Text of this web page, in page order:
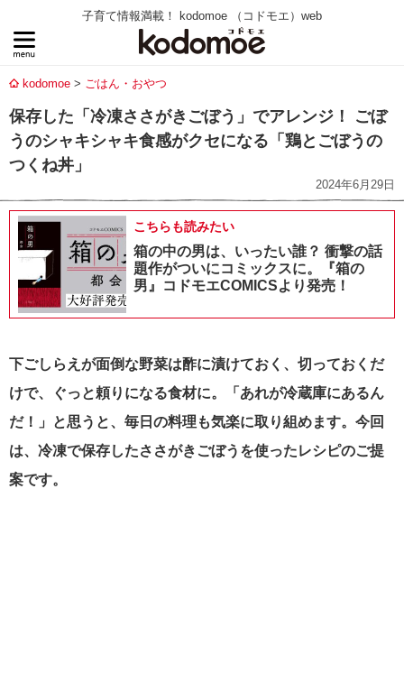
子育て情報満載！ kodomoe （コドモエ）web
kodomoe ごはん・おやつ
保存した「冷凍ささがきごぼう」でアレンジ！ ごぼ
うのシャキシャキ食感がクセになる「鶏とごぼうの
つくね丼」
2024年6月29日
こちらも読みたい
箱の中の男は、いったい誰？ 衝撃の話
題作がついにコミックスに。『箱の
男』コドモエCOMICSより発売！
下ごしらえが面倒な野菜は酢に漬けておく、切っておくだ
けで、ぐっと頼りになる食材に。
「あれが冷蔵庫にあるん
だ！」と思うと、毎日の料理も気楽に取り組めます。今回
は、冷凍で保存したささがきごぼうを使ったレシピのご提
案です。